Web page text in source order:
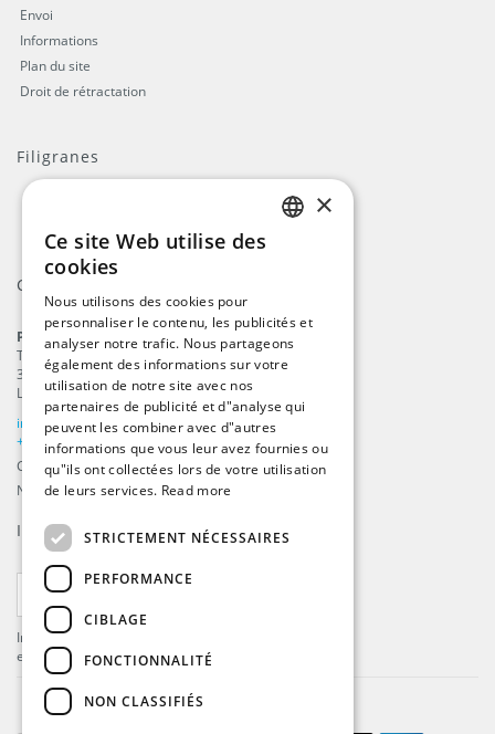
Envoi
Informations
Plan du site
Droit de rétractation
Filigranes
Contact
ProFlags B.V.
Tilbury 8
3897 AC,Zeewolde
Les Pays-Bas
info@beachflags.com
+31 (0) 85 401 4648
Chambre de commerce: 92559840
Numéro de TVA: NL866099657B01
Inscrivez-vous à notrefil d’actualité
Inscrivez-vous pour recevoir les dernières offres
et mises à jour .
GERMAN
FRENCH
×
Ce site Web utilise des
cookies
Nous utilisons des cookies pour
personnaliser le contenu, les publicités et
analyser notre trafic. Nous partageons
également des informations sur votre
utilisation de notre site avec nos
partenaires de publicité et d"analyse qui
peuvent les combiner avec d"autres
informations que vous leur avez fournies ou
qu"ils ont collectées lors de votre utilisation
de leurs services. Read more
STRICTEMENT NÉCESSAIRES
PERFORMANCE
CIBLAGE
FONCTIONNALITÉ
NON CLASSIFIÉS